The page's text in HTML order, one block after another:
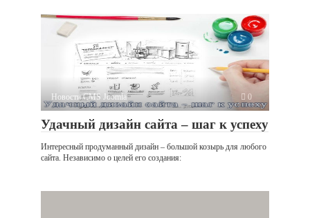
Новости CMS Joomla 0
Удачный дизайн сайта – шаг к успеху
Интересный продуманный дизайн – большой козырь для любого
сайта. Независимо о целей его создания: